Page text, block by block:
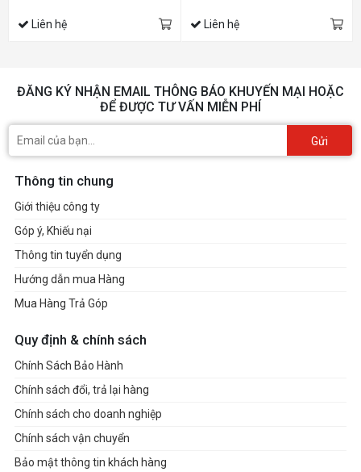
Liên hệ Liên hệ
ĐĂNG KÝ NHẬN EMAIL THÔNG BÁO KHUYẾN MẠI HOẶC
ĐỂ ĐƯỢC TƯ VẤN MIỄN PHÍ
Gửi
Thông tin chung
Giới thiệu công ty
Góp ý, Khiếu nại
Thông tin tuyển dụng
Hướng dẫn mua Hàng
Mua Hàng Trả Góp
Quy định & chính sách
Chính Sách Bảo Hành
Chính sách đổi, trả lại hàng
Chính sách cho doanh nghiệp
Chính sách vận chuyển
Bảo mật thông tin khách hàng